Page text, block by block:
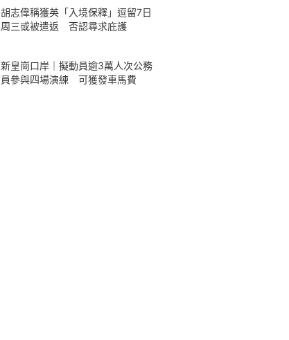
胡志偉稱獲英「入境保釋」逗留7日
周三或被遣返 否認尋求庇護
新皇崗口岸｜擬動員逾3萬人次公務
員參與四場演練 可獲發車馬費